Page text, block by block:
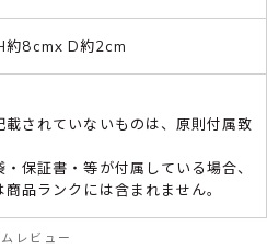
約8cmx D約2cm
されていないものは、原則付属致
保証書・等が付属している場合、
品ランクには含まれません。
レビュー